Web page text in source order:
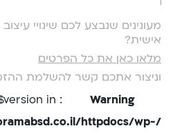
מעונינים שנבצע לכם שינויי
אישית?
מלאו כאן את כל הפרטים
וניצור אתכם קשר להשלמת
Warning
: Undefined variable $version in
httpdocs/wp-